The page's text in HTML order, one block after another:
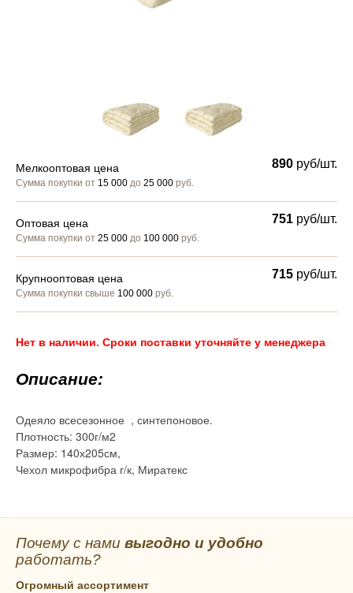
Мелкооптовая цена
Сумма покупки от 15 000 до 25 000 руб.
890 руб/шт.
Оптовая цена
Сумма покупки от 25 000 до 100 000 руб.
751 руб/шт.
Крупнооптовая цена
Сумма покупки свыше 100 000 руб.
715 руб/шт.
Нет в наличии. Сроки поставки уточняйте у менеджера
Описание:
Одеяло всесезонное , синтепоновое.
Плотность: 300г/м2
Размер: 140х205см,
Чехол микрофибра г/к, Миратекс
Почему с нами выгодно и удобно
работать?
Огромный ассортимент